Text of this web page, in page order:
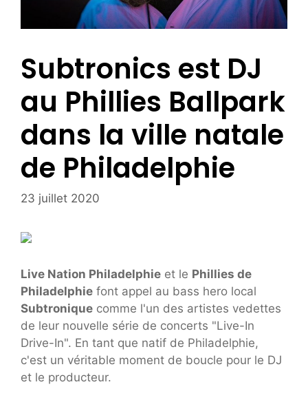
Subtronics est DJ
au Phillies Ballpark
dans la ville natale
de Philadelphie
23 juillet 2020
Live Nation Philadelphie et le Phillies de
Philadelphie font appel au bass hero local
Subtronique comme l'un des artistes vedettes
de leur nouvelle série de concerts "Live-In
Drive-In". En tant que natif de Philadelphie,
c'est un véritable moment de boucle pour le DJ
et le producteur.